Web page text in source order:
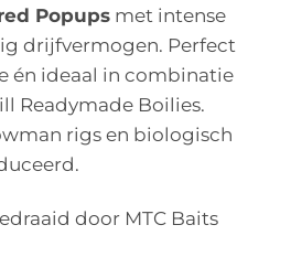
Popups met intense
drijfvermogen. Perfect
én ideaal in combinatie
Readymade Boilies.
rigs en biologisch
door MTC Baits